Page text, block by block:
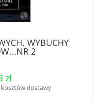
WYBUCHY
2
zł
kosztów dostawy